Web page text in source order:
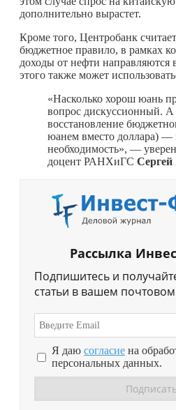
дополнительно вырастет.
Кроме того, Центробанк
бюджетное правило, в рамках
доходы от нефти направляются
этого также может
«Насколько хорош юань
вопрос дискуссионный. А
восстановление
юанем вместо доллара) —
необходимость», —
доцент РАНХиГС Сергей
Рассылка
Подпишитесь и
статьи в вашем
Я даю согласие на
персональных данных.